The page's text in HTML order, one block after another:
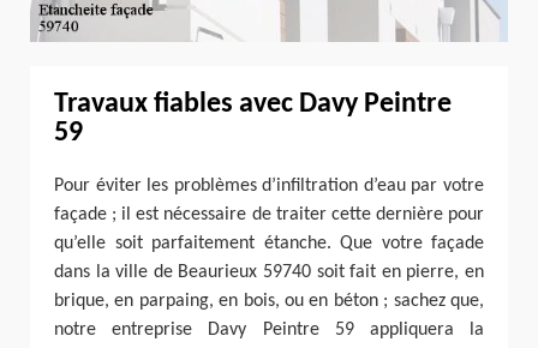
Travaux fiables avec Davy Peintre
59
Pour éviter les problèmes d’infiltration d’eau par votre
façade ; il est nécessaire de traiter cette dernière pour
qu’elle soit parfaitement étanche. Que votre façade
dans la ville de Beaurieux 59740 soit fait en pierre, en
brique, en parpaing, en bois, ou en béton ; sachez que,
notre entreprise Davy Peintre 59 appliquera la